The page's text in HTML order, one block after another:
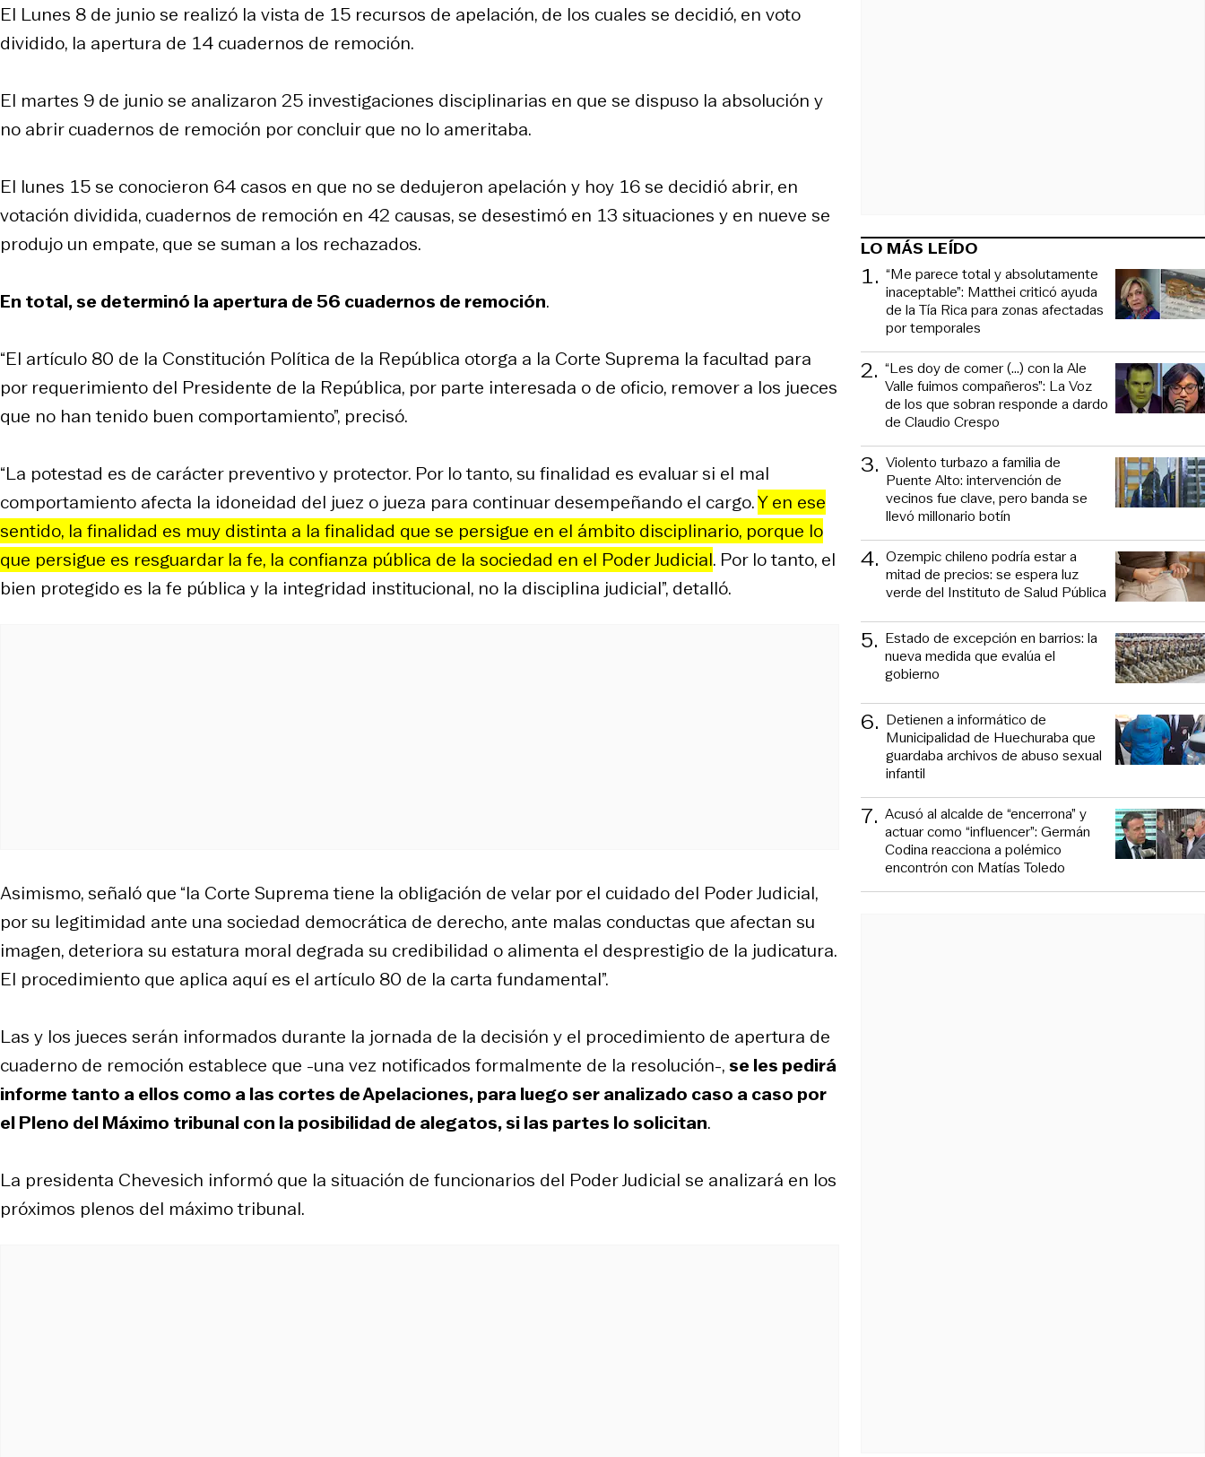
El Lunes 8 de junio se realizó la vista de 15 recursos de apelación, de los cuales se decidió, en voto
dividido, la apertura de 14 cuadernos de remoción.
El martes 9 de junio se analizaron 25 investigaciones disciplinarias en que se dispuso la absolución y
no abrir cuadernos de remoción por concluir que no lo ameritaba.
El lunes 15 se conocieron 64 casos en que no se dedujeron apelación y hoy 16 se decidió abrir, en
votación dividida, cuadernos de remoción en 42 causas, se desestimó en 13 situaciones y en nueve se
produjo un empate, que se suman a los rechazados.
En total, se determinó la apertura de 56 cuadernos de remoción.
“El artículo 80 de la Constitución Política de la República otorga a la Corte Suprema la facultad para
por requerimiento del Presidente de la República, por parte interesada o de oficio, remover a los jueces
que no han tenido buen comportamiento”, precisó.
“La potestad es de carácter preventivo y protector. Por lo tanto, su finalidad es evaluar si el mal
comportamiento afecta la idoneidad del juez o jueza para continuar desempeñando el cargo.Y en ese
sentido, la finalidad es muy distinta a la finalidad que se persigue en el ámbito disciplinario, porque lo
que persigue es resguardar la fe, la confianza pública de la sociedad en el Poder Judicial. Por lo tanto, el
bien protegido es la fe pública y la integridad institucional, no la disciplina judicial”, detalló.
Asimismo, señaló que “la Corte Suprema tiene la obligación de velar por el cuidado del Poder Judicial,
por su legitimidad ante una sociedad democrática de derecho, ante malas conductas que afectan su
imagen, deteriora su estatura moral degrada su credibilidad o alimenta el desprestigio de la judicatura.
El procedimiento que aplica aquí es el artículo 80 de la carta fundamental”.
Las y los jueces serán informados durante la jornada de la decisión y el procedimiento de apertura de
cuaderno de remoción establece que -una vez notificados formalmente de la resolución-,se les pedirá
informe tanto a ellos como a las cortes de Apelaciones, para luego ser analizado caso a caso por
el Pleno del Máximo tribunal con la posibilidad de alegatos, si las partes lo solicitan.
La presidenta Chevesich informó que la situación de funcionarios del Poder Judicial se analizará en los
próximos plenos del máximo tribunal.
LO MÁS LEÍDO
1. “Me parece total y absolutamente
inaceptable”: Matthei criticó ayuda
de la Tía Rica para zonas afectadas
por temporales
2. “Les doy de comer (...) con la Ale
Valle fuimos compañeros”: La Voz
de los que sobran responde a dardo
de Claudio Crespo
3. Violento turbazo a familia de
Puente Alto: intervención de
vecinos fue clave, pero banda se
llevó millonario botín
4. Ozempic chileno podría estar a
mitad de precios: se espera luz
verde del Instituto de Salud Pública
5. Estado de excepción en barrios: la
nueva medida que evalúa el
gobierno
6. Detienen a informático de
Municipalidad de Huechuraba que
guardaba archivos de abuso sexual
infantil
7. Acusó al alcalde de “encerrona” y
actuar como “influencer”: Germán
Codina reacciona a polémico
encontrón con Matías Toledo